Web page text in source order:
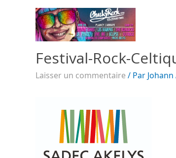
Festival-Rock-
Laisser un commentaire / Par Johann